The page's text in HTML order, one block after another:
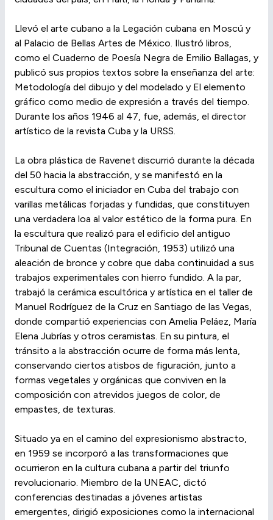
Llevó el arte cubano a la Legación cubana en Moscú y
al Palacio de Bellas Artes de México. Ilustró libros,
como el Cuaderno de Poesía Negra de Emilio Ballagas, y
publicó sus propios textos sobre la enseñanza del arte:
Metodología del dibujo y del modelado y El elemento
gráfico como medio de expresión a través del tiempo.
Durante los años 1946 al 47, fue, además, el director
artístico de la revista Cuba y la URSS.
La obra plástica de Ravenet discurrió durante la década
del 50 hacia la abstracción, y se manifestó en la
escultura como el iniciador en Cuba del trabajo con
varillas metálicas forjadas y fundidas, que constituyen
una verdadera loa al valor estético de la forma pura. En
la escultura que realizó para el edificio del antiguo
Tribunal de Cuentas (Integración, 1953) utilizó una
aleación de bronce y cobre que daba continuidad a sus
trabajos experimentales con hierro fundido. A la par,
trabajó la cerámica escultórica y artística en el taller de
Manuel Rodríguez de la Cruz en Santiago de las Vegas,
donde compartió experiencias con Amelia Peláez, María
Elena Jubrías y otros ceramistas. En su pintura, el
tránsito a la abstracción ocurre de forma más lenta,
conservando ciertos atisbos de figuración, junto a
formas vegetales y orgánicas que conviven en la
composición con atrevidos juegos de color, de
empastes, de texturas.
Situado ya en el camino del expresionismo abstracto,
en 1959 se incorporó a las transformaciones que
ocurrieron en la cultura cubana a partir del triunfo
revolucionario. Miembro de la UNEAC, dictó
conferencias destinadas a jóvenes artistas
emergentes, dirigió exposiciones como la internacional